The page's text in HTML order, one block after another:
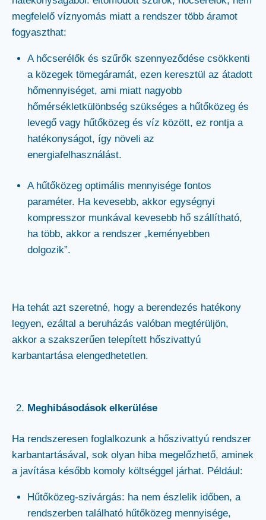
megfelelő víznyomás miatt a rendszer több áramot
fogyaszthat:
A hőcserélők és szűrők szennyeződése csökkenti
a közegek tömegáramát, ezen keresztül az átadott
hőmennyiséget, ami miatt nagyobb
hőmérsékletkülönbség szükséges a hűtőközeg és
levegő vagy hűtőközeg és víz között, ez rontja a
hatékonyságot, így növeli az
energiafelhasználást.
A hűtőközeg optimális mennyisége fontos
paraméter. Ha kevesebb, akkor egységnyi
kompresszor munkával kevesebb hő szállítható,
ha több, akkor a rendszer „keményebben
dolgozik”.
Ha tehát azt szeretné, hogy a berendezés hatékony
legyen, ezáltal a beruházás valóban megtérüljön,
akkor a szakszerűen telepített hőszivattyú
karbantartása elengedhetetlen.
Meghibásodások elkerülése
Ha rendszeresen foglalkozunk a hőszivattyú rendszer
karbantartásával, sok olyan hiba megelőzhető, aminek
a javítása később komoly költséggel járhat. Például:
Hűtőközeg-szivárgás: ha nem észlelik időben, a
rendszerben található hűtőközeg mennyisége,